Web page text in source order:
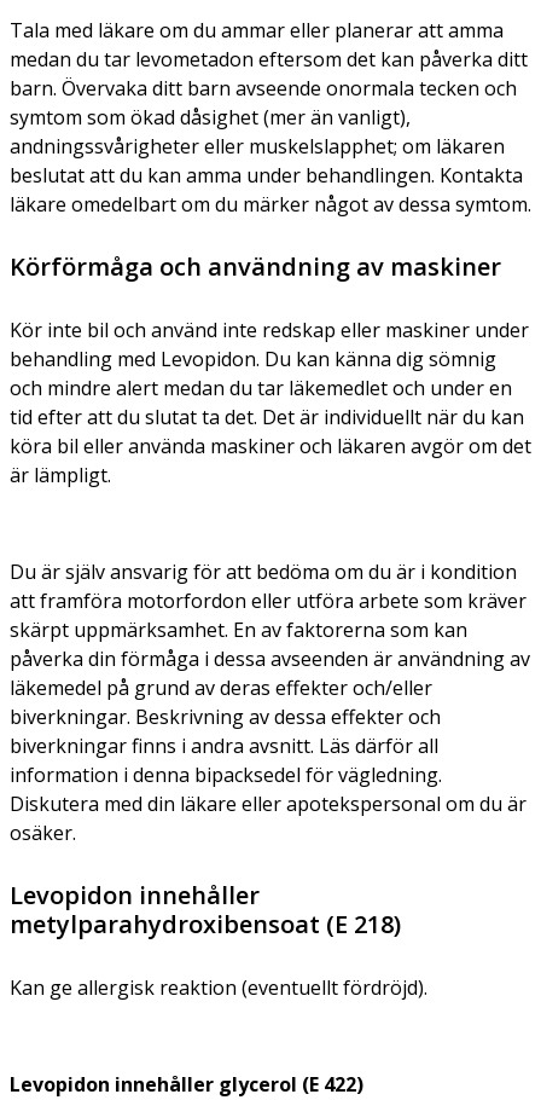
Tala med läkare om du ammar eller planerar att amma
medan du tar levometadon eftersom det kan påverka ditt
barn. Övervaka ditt barn avseende onormala tecken och
symtom som ökad dåsighet (mer än vanligt),
andningssvårigheter eller muskelslapphet; om läkaren
beslutat att du kan amma under behandlingen. Kontakta
läkare omedelbart om du märker något av dessa symtom.
Körförmåga och användning av maskiner
Kör inte bil och använd inte redskap eller maskiner under
behandling med Levopidon. Du kan känna dig sömnig
och mindre alert medan du tar läkemedlet och under en
tid efter att du slutat ta det. Det är individuellt när du kan
köra bil eller använda maskiner och läkaren avgör om det
är lämpligt.
Du är själv ansvarig för att bedöma om du är i kondition
att framföra motorfordon eller utföra arbete som kräver
skärpt uppmärksamhet. En av faktorerna som kan
påverka din förmåga i dessa avseenden är användning av
läkemedel på grund av deras effekter och/eller
biverkningar. Beskrivning av dessa effekter och
biverkningar finns i andra avsnitt. Läs därför all
information i denna bipacksedel för vägledning.
Diskutera med din läkare eller apotekspersonal om du är
osäker.
Levopidon innehåller
metylparahydroxibensoat (E 218)
Kan ge allergisk reaktion (eventuellt fördröjd).
Levopidon innehåller glycerol (E 422)